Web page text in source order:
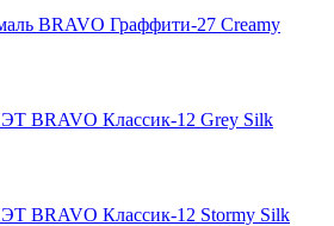
BRAVO Граффити-27 Creamy
BRAVO Классик-12 Grey Silk
BRAVO Классик-12 Stormy Silk